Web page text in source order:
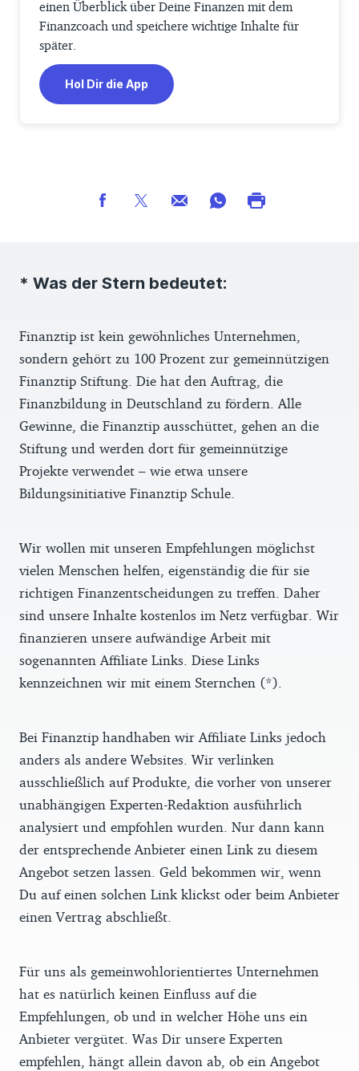
einen Überblick über Deine Finanzen mit dem
Finanzcoach und speichere wichtige Inhalte für
später.
Hol Dir die App
* Was der Stern bedeutet:
Finanztip ist kein gewöhnliches Unternehmen,
sondern gehört zu 100 Prozent zur gemeinnützigen
Finanztip Stiftung. Die hat den Auftrag, die
Finanzbildung in Deutschland zu fördern. Alle
Gewinne, die Finanztip ausschüttet, gehen an die
Stiftung und werden dort für gemeinnützige
Projekte verwendet – wie etwa unsere
Bildungsinitiative Finanztip Schule.
Wir wollen mit unseren Empfehlungen möglichst
vielen Menschen helfen, eigenständig die für sie
richtigen Finanzentscheidungen zu treffen. Daher
sind unsere Inhalte kostenlos im Netz verfügbar. Wir
finanzieren unsere aufwändige Arbeit mit
sogenannten Affiliate Links. Diese Links
kennzeichnen wir mit einem Sternchen (*).
Bei Finanztip handhaben wir Affiliate Links jedoch
anders als andere Websites. Wir verlinken
ausschließlich auf Produkte, die vorher von unserer
unabhängigen Experten-Redaktion ausführlich
analysiert und empfohlen wurden. Nur dann kann
der entsprechende Anbieter einen Link zu diesem
Angebot setzen lassen. Geld bekommen wir, wenn
Du auf einen solchen Link klickst oder beim Anbieter
einen Vertrag abschließt.
Für uns als gemeinwohlorientiertes Unternehmen
hat es natürlich keinen Einfluss auf die
Empfehlungen, ob und in welcher Höhe uns ein
Anbieter vergütet. Was Dir unsere Experten
empfehlen, hängt allein davon ab, ob ein Angebot